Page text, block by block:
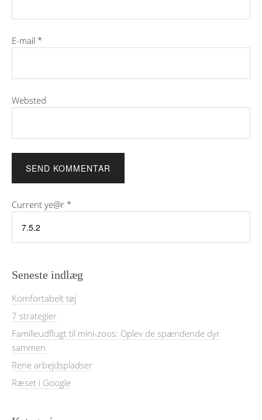
E-mail *
Websted
Current ye@r *
Seneste indlæg
Komfortabelt tøj
7 strategier
Familieudflugt til mini-zoos: Oplev de spændende dyr
sammen
Rene arbejdspladser
Ræset i Google